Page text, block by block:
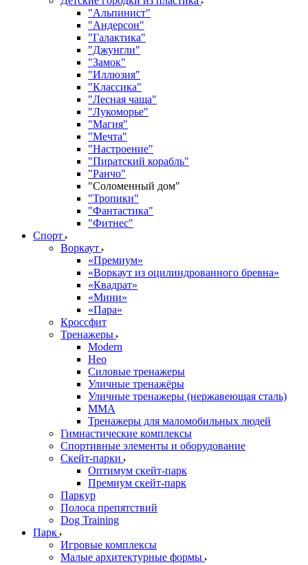
"Альпинист"
"Андерсон"
"Галактика"
"Джунгли"
"Замок"
"Иллюзия"
"Классика"
"Лесная чаща"
"Лукоморье"
"Магия"
"Мечта"
"Настроение"
"Пиратский корабль"
"Ранчо"
"Соломенный дом"
"Тропики"
"Фантастика"
"Фитнес"
Спорт
Воркаут
«Премиум»
«Воркаут из оцилиндрованного бревна»
«Квадрат»
«Мини»
«Пара»
Кроссфит
Тренажеры
Modern
Нео
Силовые тренажеры
Уличные тренажёры
Уличные тренажеры (нержавеющая сталь)
ММА
Тренажеры для маломобильных людей
Гимнастические комплексы
Спортивные элементы и оборудование
Скейт-парки
Оптимум скейт-парк
Премиум скейт-парк
Паркур
Полоса препятствий
Dog Training
Парк
Игровые комплексы
Малые архитектурные формы